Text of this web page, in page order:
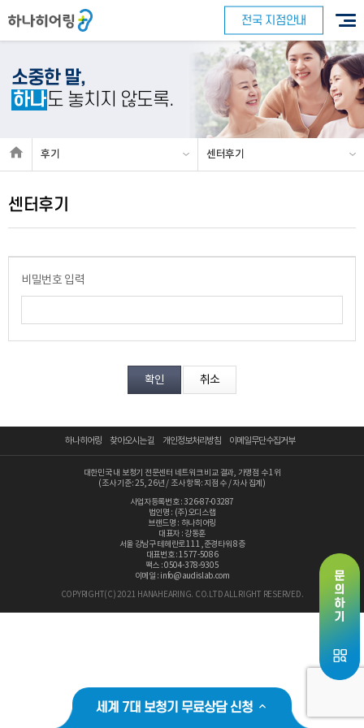
세계 7대 보청기 무료상담 신청
전국 지점안내
소중한 말,
하나도 놓치지 않도록.
후기 센터후기
센터후기
비밀번호 입력
하나히어링 찾아오시는 길 개인정보처리방침 이메일무단수집거부
대한민국 내 보청기 전문센터 네트워크 비교 결과, 가맹점 수 1위
(조사 기준: 25, 26년 / 조사 항목: 지점 수 / 자사 집계)
사업자등록번호 : 326-87-03287
법인명 : (주)오디스랩
브랜드명 : 하나히어링
대표자 : 강동훈
서울 강남구 테헤란로 111 ,준경타워 8층
대표번호 : 1577-5086
팩스 : 0504-378-9305
이메일 : info@audislab.com
COPYRIGHT(C) 2021 HANAHEARING. CO.LTD ALL RIGHT RESERVED.
바로 예약하기
이름
센터
내용
개인정보 수집, 이용에 동의합니다.
[자세히보기]